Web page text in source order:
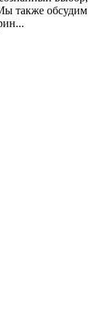
также обсудим